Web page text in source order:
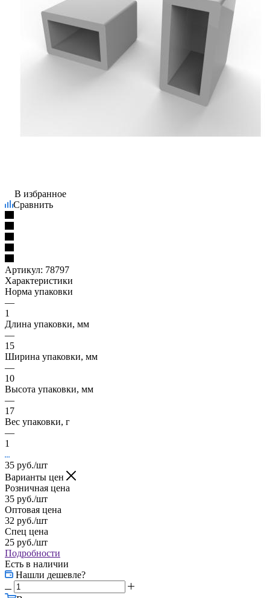
В избранное
Сравнить
Артикул: 78797
Характеристики
Норма упаковки
—
1
Длина упаковки, мм
—
15
Ширина упаковки, мм
—
10
Высота упаковки, мм
—
17
Вес упаковки, г
—
1
35 руб./шт
Варианты цен
Розничная цена
35 руб./шт
Оптовая цена
32 руб./шт
Спец цена
25 руб./шт
Подробности
Есть в наличии
Нашли дешевле?